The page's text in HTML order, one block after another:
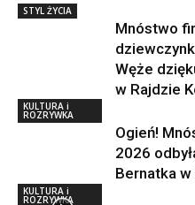
STYL ŻYCIA
Mnóstwo
Węże
w Rajdzie
KULTURA i
ROZRYWKA
Ogień!
2026
Bernatka
KULTURA i
ROZRYWKA